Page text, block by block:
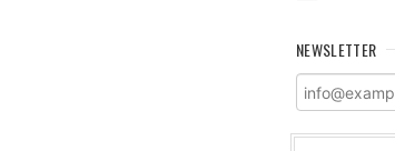
NEWSLETTER